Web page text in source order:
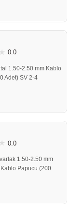
%31
0.0
1.50-2.50 mm Kablo
Adet) SV 2-4
%31
0.0
1.50-2.50 mm
Papucu (200
%31